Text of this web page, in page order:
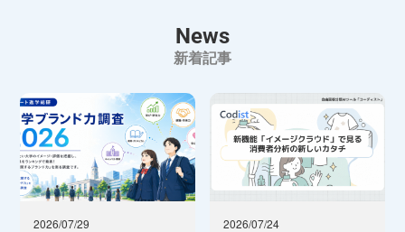
News
新着記事
2026/07/29
2026/07/24